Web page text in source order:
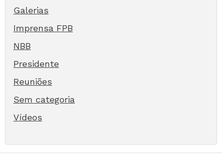
Galerias
Imprensa FPB
NBB
Presidente
Reuniões
Sem categoria
Vídeos